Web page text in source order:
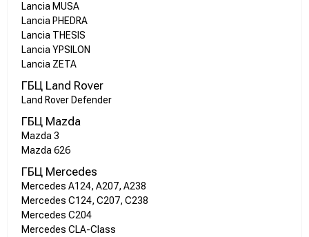
Lancia MUSA
Lancia PHEDRA
Lancia THESIS
Lancia YPSILON
Lancia ZETA
ГБЦ Land Rover
Land Rover Defender
ГБЦ Mazda
Mazda 3
Mazda 626
ГБЦ Mercedes
Mercedes A124, A207, A238
Mercedes C124, C207, C238
Mercedes C204
Mercedes CLA-Class